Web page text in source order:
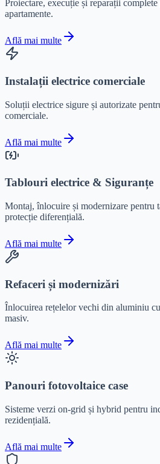
Proiectare, execuție și reparații
apartamente.
Află mai multe
Instalații electrice comerciale
Soluții electrice sigure și autorizate
comerciale.
Află mai multe
Tablouri electrice & Siguranțe
Montaj, înlocuire și modernizare pentru
protecție diferențială.
Află mai multe
Refaceri și modernizări
Înlocuirea rețelelor vechi din aluminiu
masiv.
Află mai multe
Panouri fotovoltaice case
Sisteme verzi on-grid și hybrid pentru
rezidențială.
Află mai multe